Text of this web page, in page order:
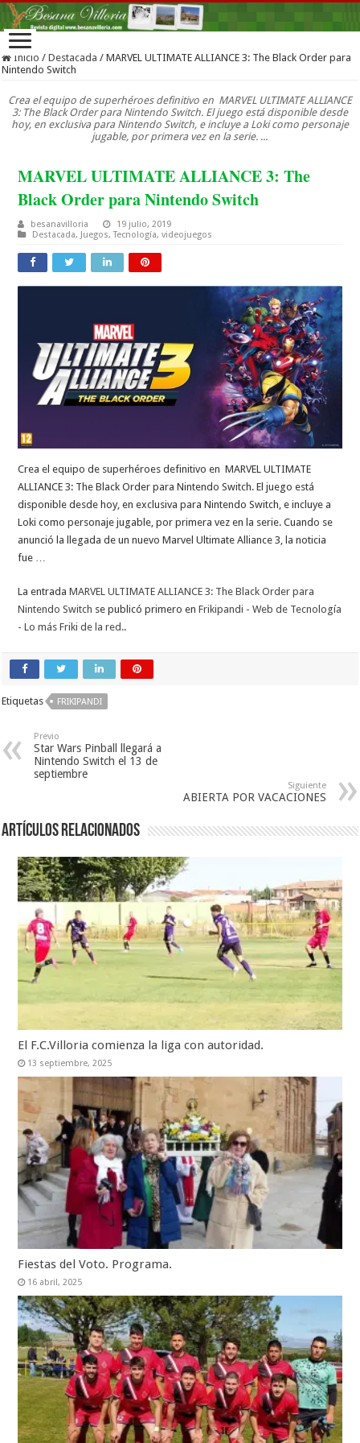
Inicio / Destacada / MARVEL ULTIMATE ALLIANCE 3: The Black Order para
Nintendo Switch
Crea el equipo de superhéroes definitivo en MARVEL ULTIMATE ALLIANCE
3: The Black Order para Nintendo Switch. El juego está disponible desde
hoy, en exclusiva para Nintendo Switch, e incluye a Loki como personaje
jugable, por primera vez en la serie. ...
MARVEL ULTIMATE ALLIANCE 3: The
Black Order para Nintendo Switch
besanavilloria
19 julio, 2019
Destacada, Juegos,Tecnología,videojuegos
Crea el equipo de superhéroes definitivo en MARVEL ULTIMATE
ALLIANCE 3: The Black Order para Nintendo Switch. El juego está
disponible desde hoy, en exclusiva para Nintendo Switch, e incluye a
Loki como personaje jugable, por primera vez en la serie. Cuando se
anunció la llegada de un nuevo Marvel Ultimate Alliance 3, la noticia
fue …
La entradaMARVEL ULTIMATE ALLIANCE 3: The Black Order para
Nintendo Switch se publicó primero enFrikipandi - Web de Tecnología
- Lo más Friki de la red..
Etiquetas FRIKIPANDI
Previo
Star Wars Pinball llegará a
Nintendo Switch el 13 de
septiembre
Siguiente
ABIERTA POR VACACIONES
Artículos relacionados
El F.C.Villoria comienza la liga con autoridad.
13 septiembre, 2025
Fiestas del Voto. Programa.
16 abril, 2025